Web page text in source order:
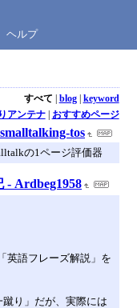
ヘルプ
すべて | blog| keyword
アンテナ| おすすめページ
smalltalking-tos
の1ページ評価器
- Ardbeg1958
英語フレーズ解説」を
り」だが、実際には